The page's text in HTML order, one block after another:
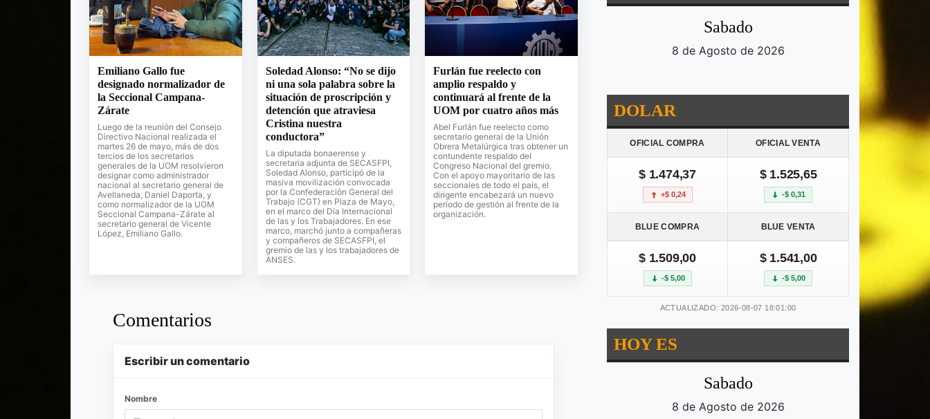
Emiliano Gallo fue
designado normalizador de
la Seccional Campana-
Zárate
Luego de la reunión del Consejo
Directivo Nacional realizada el
martes 26 de mayo, más de dos
tercios de los secretarios
generales de la UOM resolvieron
designar como administrador
nacional al secretario general de
Avellaneda, Daniel Daporta, y
como normalizador de la UOM
Seccional Campana-Zárate al
secretario general de Vicente
López, Emiliano Gallo.
Soledad Alonso: “No se dijo
ni una sola palabra sobre la
situación de proscripción y
detención que atraviesa
Cristina nuestra
conductora”
La diputada bonaerense y
secretaria adjunta de SECASFPI,
Soledad Alonso, participó de la
masiva movilización convocada
por la Confederación General del
Trabajo (CGT) en Plaza de Mayo,
en el marco del Día Internacional
de las y los Trabajadores. En ese
marco, marchó junto a compañeras
y compañeros de SECASFPI, el
gremio de las y los trabajadores de
ANSES.
Furlán fue reelecto con
amplio respaldo y
continuará al frente de la
UOM por cuatro años más
Abel Furlán fue reelecto como
secretario general de la Unión
Obrera Metalúrgica tras obtener un
contundente respaldo del
Congreso Nacional del gremio.
Con el apoyo mayoritario de las
seccionales de todo el país, el
dirigente encabezará un nuevo
período de gestión al frente de la
organización.
Comentarios
Escribir un comentario
Nombre
Sabado
8 de Agosto de 2026
DOLAR
OFICIAL COMPRA OFICIAL VENTA
$ 1.474,37
+$ 0,24
$ 1.525,65
-$ 0,31
BLUE COMPRA BLUE VENTA
$ 1.509,00
-$ 5,00
$ 1.541,00
-$ 5,00
ACTUALIZADO: 2026-08-07 18:01:00
HOY ES
Sabado
8 de Agosto de 2026